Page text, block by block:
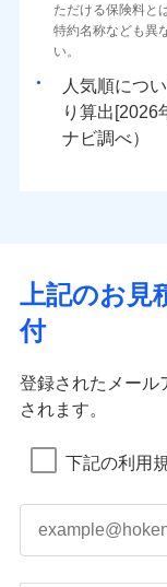
ただける保険料と
特約名称なども異
い。
人気順につ
り算出[
ナビ調べ）
上記のお見
付
登録されたメール
されます。
下記の利用